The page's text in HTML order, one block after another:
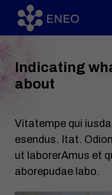
Indicating
about
Vitatempe qui
esendus. Itat.
ut laborerAmus et
aborepudae labo.